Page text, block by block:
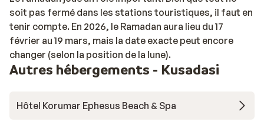
soit pas fermé dans les stations touristiques, il faut en
tenir compte. En 2026, le Ramadan aura lieu du 17
février au 19 mars, mais la date exacte peut encore
changer (selon la position de la lune).
Autres hébergements - Kusadasi
Hôtel Korumar Ephesus Beach & Spa